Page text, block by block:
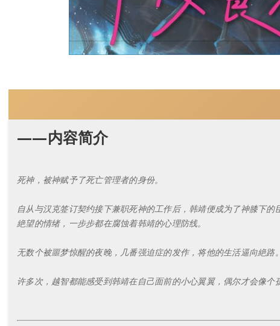
——内容简介
死神，被神赋予了死亡管理者的身份。
自从与汉克签订契约接下兼职死神的工作后，韩靖便成为了神膝下
絶望的情绪，一步步都在腐蚀着韩靖的心理防线。
无数个被噩梦惊醒的夜晚，几番强迫症的发作，将他的生活逼向絶
许多次，越智都能感受到韩靖在自己面前的小心翼翼，偶尔才会像个